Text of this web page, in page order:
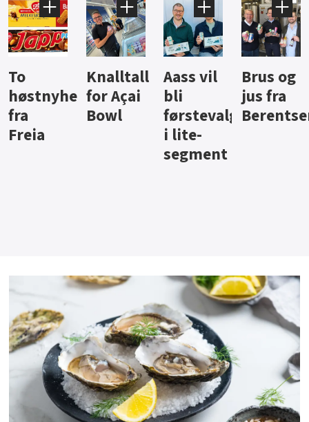
Knalltall
for Açai
Bowl
Aass vil
bli
førstevalg
Brus og
jus fra
Berentsen
Hard
iste fra
Hansa